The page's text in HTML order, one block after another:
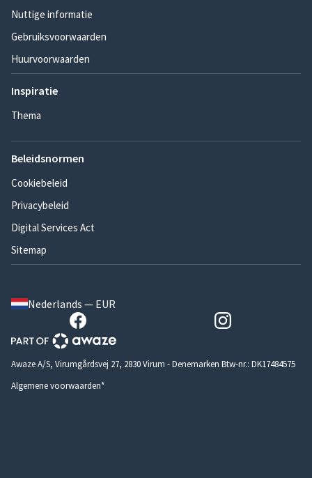
Nuttige informatie
Gebruiksvoorwaarden
Huurvoorwaarden
Inspiratie
Thema
Beleidsnormen
Cookiebeleid
Privacybeleid
Digital Services Act
Sitemap
Nederlands — EUR
Awaze A/S, Virumgårdsvej 27, 2830 Virum - Denemarken Btw-nr.: DK17484575
Algemene voorwaarden*